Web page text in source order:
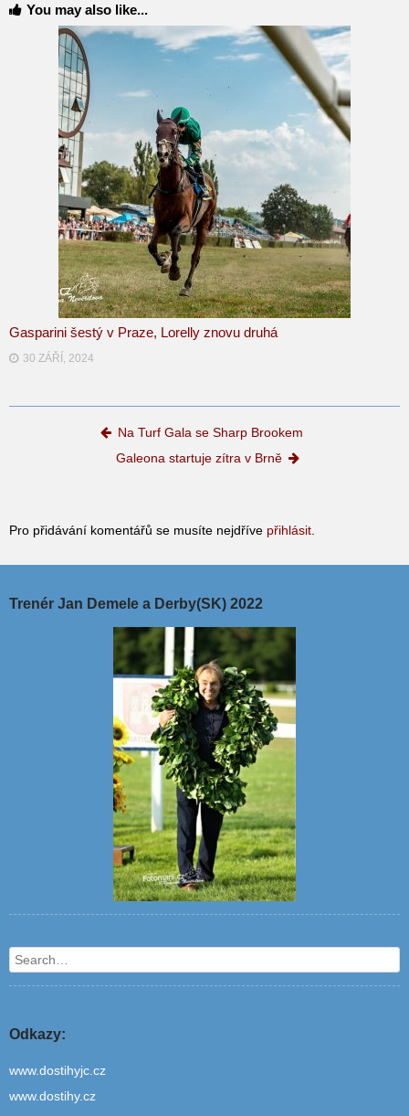
You may also like...
Gasparini šestý v Praze, Lorelly znovu druhá
30 ZÁŘÍ, 2024
Post navigation
Na Turf Gala se Sharp Brookem
Galeona startuje zítra v Brně
Pro přidávání komentářů se musíte nejdříve přihlásit
Trenér Jan Demele a Derby(SK) 2022
Search
Odkazy:
www.dostihyjc.cz
www.dostihy.cz